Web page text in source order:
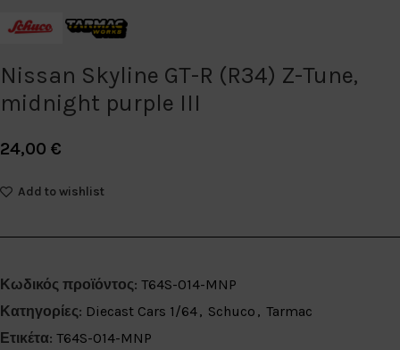
Nissan Skyline GT-R (R34) Z-Tune,
midnight purple III
24,00 €
Add to wishlist
Κωδικός προϊόντος: T64S-014-MNP
Κατηγορίες: Diecast Cars 1/64, Schuco , Tarmac
Ετικέτα: T64S-014-MNP